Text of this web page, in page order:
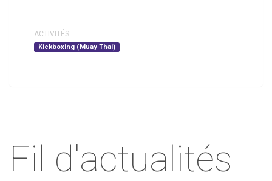
ACTIVITÉS
Kickboxing (Muay Thai)
Fil d'actualités